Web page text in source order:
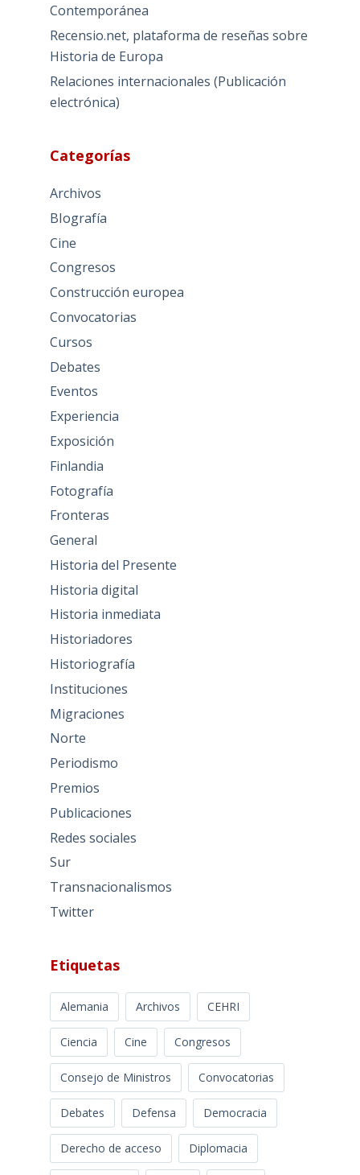
Contemporánea
Recensio.net, plataforma de reseñas sobre
Historia de Europa
Relaciones internacionales (Publicación
electrónica)
Categorías
Archivos
BIografía
Cine
Congresos
Construcción europea
Convocatorias
Cursos
Debates
Eventos
Experiencia
Exposición
Finlandia
Fotografía
Fronteras
General
Historia del Presente
Historia digital
Historia inmediata
Historiadores
Historiografía
Instituciones
Migraciones
Norte
Periodismo
Premios
Publicaciones
Redes sociales
Sur
Transnacionalismos
Twitter
Etiquetas
Alemania Archivos CEHRI
Ciencia Cine Congresos
Consejo de Ministros Convocatorias
Debates Defensa Democracia
Derecho de acceso Diplomacia